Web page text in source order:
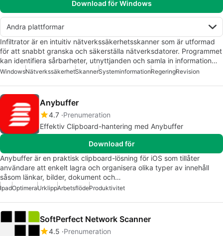
Download för Windows
Andra plattformar
Infiltrator är en intuitiv nätverkssäkerhetsskanner som är utformad
för att snabbt granska och säkerställa nätverksdatorer. Programmet
kan identifiera sårbarheter, utnyttjanden och samla in information…
WindowsNätverkssäkerhetSkannerSysteminformationRegeringRevision
Anybuffer
4.7 Prenumeration
Effektiv Clipboard-hantering med Anybuffer
Download för
Anybuffer är en praktisk clipboard-lösning för iOS som tillåter
användare att enkelt lagra och organisera olika typer av innehåll
såsom länkar, bilder, dokument och…
IpadOptimeraUrklippArbetsflödeProduktivitet
SoftPerfect Network Scanner
4.5 Prenumeration